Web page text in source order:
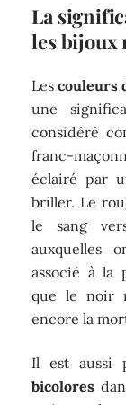
La
les bijoux
Lescouleurs
une
considéré
franc-
éclairé par
briller. Le
le sang
auxquelles
associé à la
que le noir
encore la
Il est aussi
bicolores